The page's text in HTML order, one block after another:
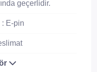
geçerlidir.
: E-pin